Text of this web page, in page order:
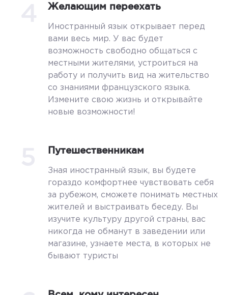
Желающим переехать
Иностранный язык открывает перед
вами весь мир. У вас будет
возможность свободно общаться с
местными жителями, устроиться на
работу и получить вид на жительство
со знаниями французского языка.
Измените свою жизнь и открывайте
новые возможности!
Путешественникам
Зная иностранный язык, вы будете
гораздо комфортнее чувствовать себя
за рубежом, сможете понимать местных
жителей и выстраивать беседу. Вы
изучите культуру другой страны, вас
никогда не обманут в заведении или
магазине, узнаете места, в которых не
бывают туристы